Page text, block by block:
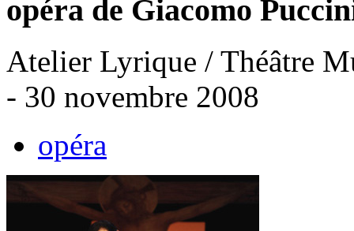
opéra de Giacomo
Atelier Lyrique / Théâtre
- 30 novembre 2008
opéra